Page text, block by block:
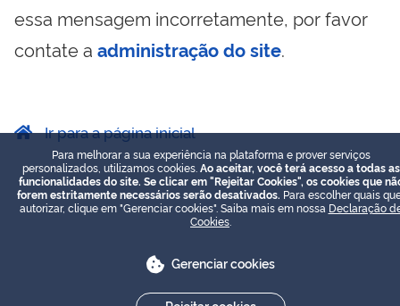
essa mensagem incorretamente, por favor
contate a administração do site.
Ir para a página inicial
Para melhorar a sua experiência na plataforma e prover serviços
personalizados, utilizamos cookies. Ao aceitar, você terá acesso a todas as
funcionalidades do site. Se clicar em "Rejeitar Cookies", os cookies que
forem estritamente necessários serão desativados. Para escolher quais
autorizar, clique em "Gerenciar cookies". Saiba mais em nossa Declaração
Cookies
Gerenciar cookies